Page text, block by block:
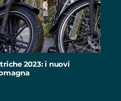
2023: i nuovi